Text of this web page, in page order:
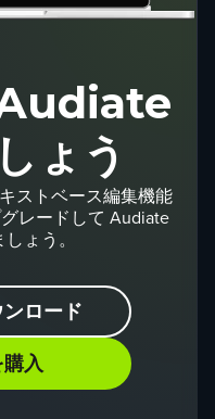
ょう
ストベース編集機能
レードして Audiate
ょう。
ロード
入